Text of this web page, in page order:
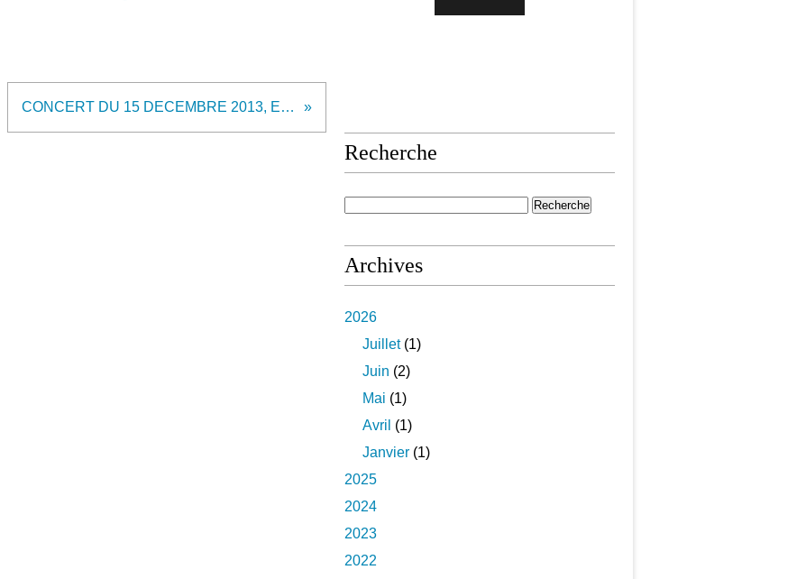
CONCERT DU 15 DECEMBRE 2013, EN IMAGES
Recherche
Archives
2026
Juillet(1)
Juin (2)
Mai (1)
Avril (1)
Janvier (1)
2025
2024
2023
2022